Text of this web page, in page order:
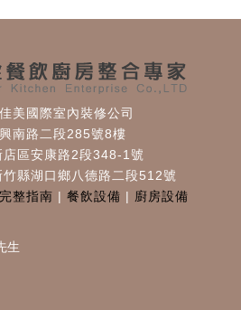
美國際室內裝修公司
南路二段285號8樓
區安康路2段348-1號
縣湖口鄉八德路二段512號
整指南 | 餐飲設備 | 廚房設備
生